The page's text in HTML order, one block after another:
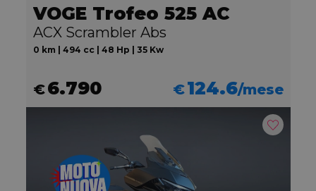
VOGE Trofeo 525 AC
ACX Scrambler Abs
0 km | 494 cc | 48 Hp | 35 Kw
€6.790 €124.6/mese